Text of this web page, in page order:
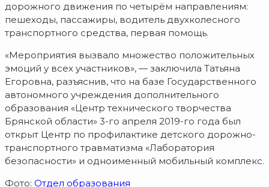
дорожного движения по четырём направлениям:
пешеходы, пассажиры, водитель двухколесного
транспортного средства, первая помощь.
«Мероприятия вызвало множество положительных
эмоций у всех участников», — заключила Татьяна
Егоровна, разъяснив, что на базе Государственного
автономного учреждения дополнительного
образования «Центр технического творчества
Брянской области» 3-го апреля 2019-го года был
открыт Центр по профилактике детского дорожно-
транспортного травматизма «Лаборатория
безопасности» и одноименный мобильный комплекс.
Фото: Отдел образования